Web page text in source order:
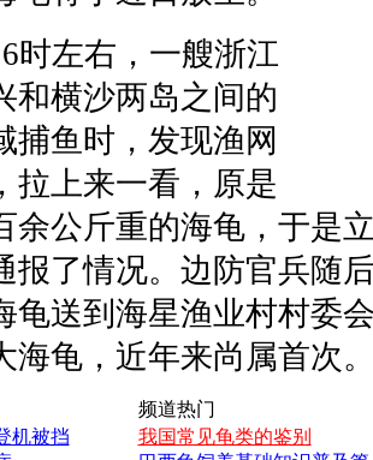
左右，一艘浙江
和横沙两岛之间的
捕鱼时，发现渔网
拉上来一看，原是
余公斤重的海龟，于是
报了情况。边防官兵随
龟送到海星渔业村村委
海龟，近年来尚属首次
机被挡
频道热门
我国常见龟类的鉴别